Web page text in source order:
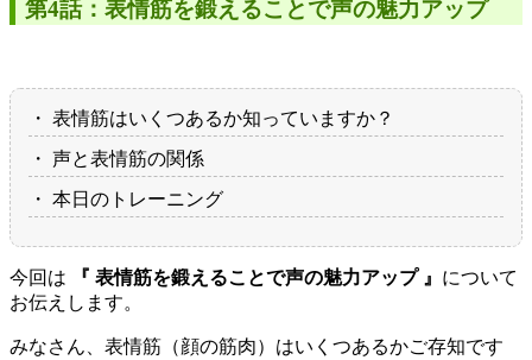
第4話：表情筋を鍛えることで声の魅力アップ
・ 表情筋はいくつあるか知っていますか？
・ 声と表情筋の関係
・ 本日のトレーニング
今回は 『 表情筋を鍛えることで声の魅力アップ 』 について
お伝えします。
みなさん、表情筋（顔の筋肉）はいくつあるかご存知です